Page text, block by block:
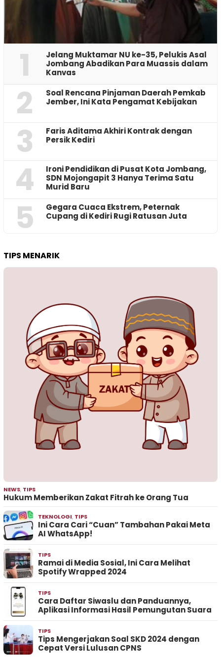
1
Jelang Muktamar NU ke-35, Pelukis Asal
Jombang Abadikan Para Muassis dalam
Kanvas
2
‎Soal Rencana Pinjaman Daerah Pemkab
Jember, Ini Kata Pengamat Kebijakan ‎
3
Faris Aditama Akhiri Kontrak dengan
Persik Kediri
4
Ironi Pendidikan di Pusat Kota Jombang,
SDN Mojongapit 3 Hanya Terima Satu
Murid Baru
5
‎Gegara Cuaca Ekstrem, Peternak
Cupang di Kediri Rugi Ratusan Juta
TIPS MENARIK
NEWS, TIPS
Hukum Memberikan Zakat Fitrah ke Orang Tua
TEKNOLOGI, TIPS
Ini Cara Cari “Cuan” Tambahan Pakai Meta
AI WhatsApp!
TIPS
Ramai di Media Sosial, Ini Cara Melihat
Spotify Wrapped 2024
TIPS
Cara Daftar Siwaslu dan Panduannya,
Aplikasi Informasi Hasil Pemungutan Suara
TIPS
Tips Mengerjakan Soal SKD 2024 dengan
Cepat Versi Lulusan CPNS